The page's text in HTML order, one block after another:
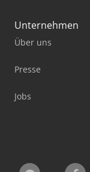
Unternehmen
Über uns
Presse
Jobs